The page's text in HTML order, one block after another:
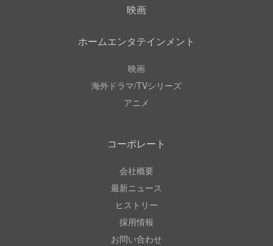
映画
ホームエンタテインメント
映画
海外ドラマ/TVシリーズ
アニメ
コーポレート
会社概要
最新ニュース
ヒストリー
採用情報
お問い合わせ